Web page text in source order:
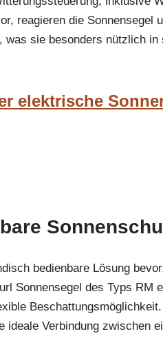
reagieren die Sonnensegel
was sie besonders nützlich
elektrische
bedienbare Lösung
Sonnensegel des Typs RM
ideale Verbindung zwischen